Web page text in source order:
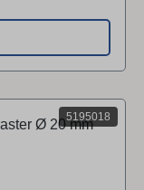
5195018